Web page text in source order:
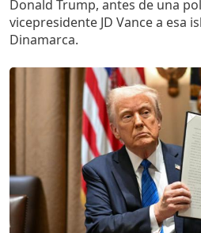
Donald Trump, antes de una
vicepresidente JD Vance a esa
Dinamarca.
Imagen